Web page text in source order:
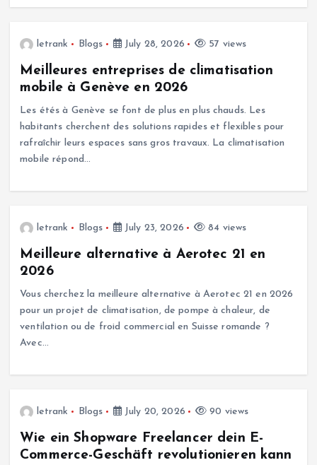
letrank Blogs July 28, 2026 57 views
Meilleures entreprises de climatisation
mobile à Genève en 2026
Les étés à Genève se font de plus en plus chauds. Les
habitants cherchent des solutions rapides et flexibles pour
rafraîchir leurs espaces sans gros travaux. La climatisation
mobile répond…
letrank Blogs July 23, 2026 84 views
Meilleure alternative à Aerotec 21 en
2026
Vous cherchez la meilleure alternative à Aerotec 21 en 2026
pour un projet de climatisation, de pompe à chaleur, de
ventilation ou de froid commercial en Suisse romande ?
Avec…
letrank Blogs July 20, 2026 90 views
Wie ein Shopware Freelancer dein E-
Commerce-Geschäft revolutionieren kann